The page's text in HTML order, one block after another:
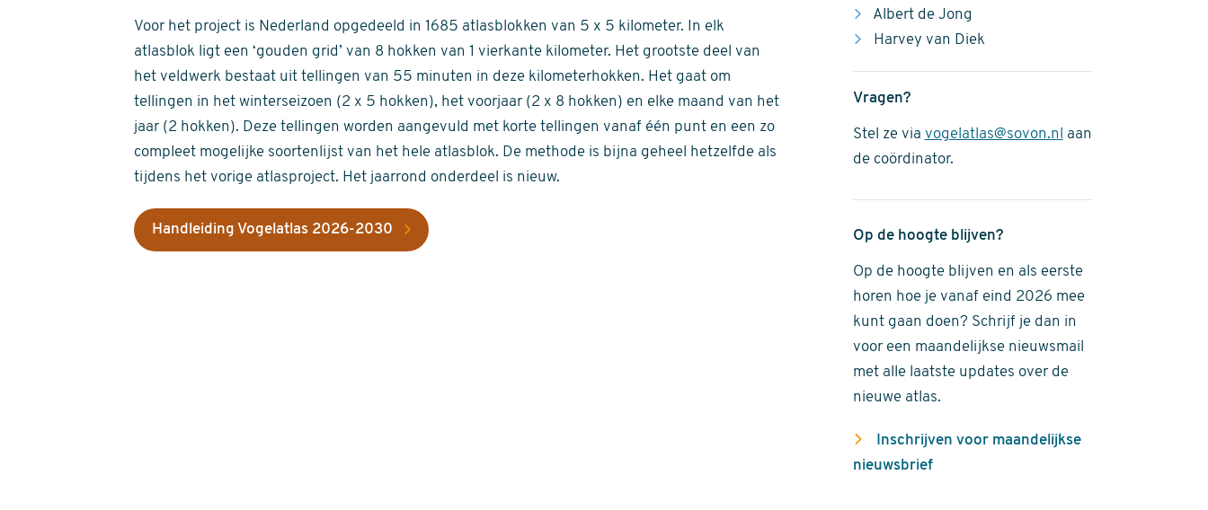
Voor het project is Nederland opgedeeld in 1685 atlasblokken van 5 x 5 kilometer. In elk
atlasblok ligt een ‘gouden grid’ van 8 hokken van 1 vierkante kilometer. Het grootste deel van
het veldwerk bestaat uit tellingen van 55 minuten in deze kilometerhokken. Het gaat om
tellingen in het winterseizoen (2 x 5 hokken), het voorjaar (2 x 8 hokken) en elke maand van het
jaar (2 hokken). Deze tellingen worden aangevuld met korte tellingen vanaf één punt en een zo
compleet mogelijke soortenlijst van het hele atlasblok. De methode is bijna geheel hetzelfde als
tijdens het vorige atlasproject. Het jaarrond onderdeel is nieuw.
Handleiding Vogelatlas 2026-2030
Albert de Jong
Harvey van Diek
Vragen?
Stel ze via vogelatlas@sovon.nl
aan
de coördinator.
Op de hoogte blijven?
Op de hoogte blijven en als eerste
horen hoe je vanaf eind 2026 mee
kunt gaan doen? Schrijf je dan in
voor een maandelijkse nieuwsmail
met alle laatste updates over de
nieuwe atlas.
Inschrijven voor maandelijkse
nieuwsbrief